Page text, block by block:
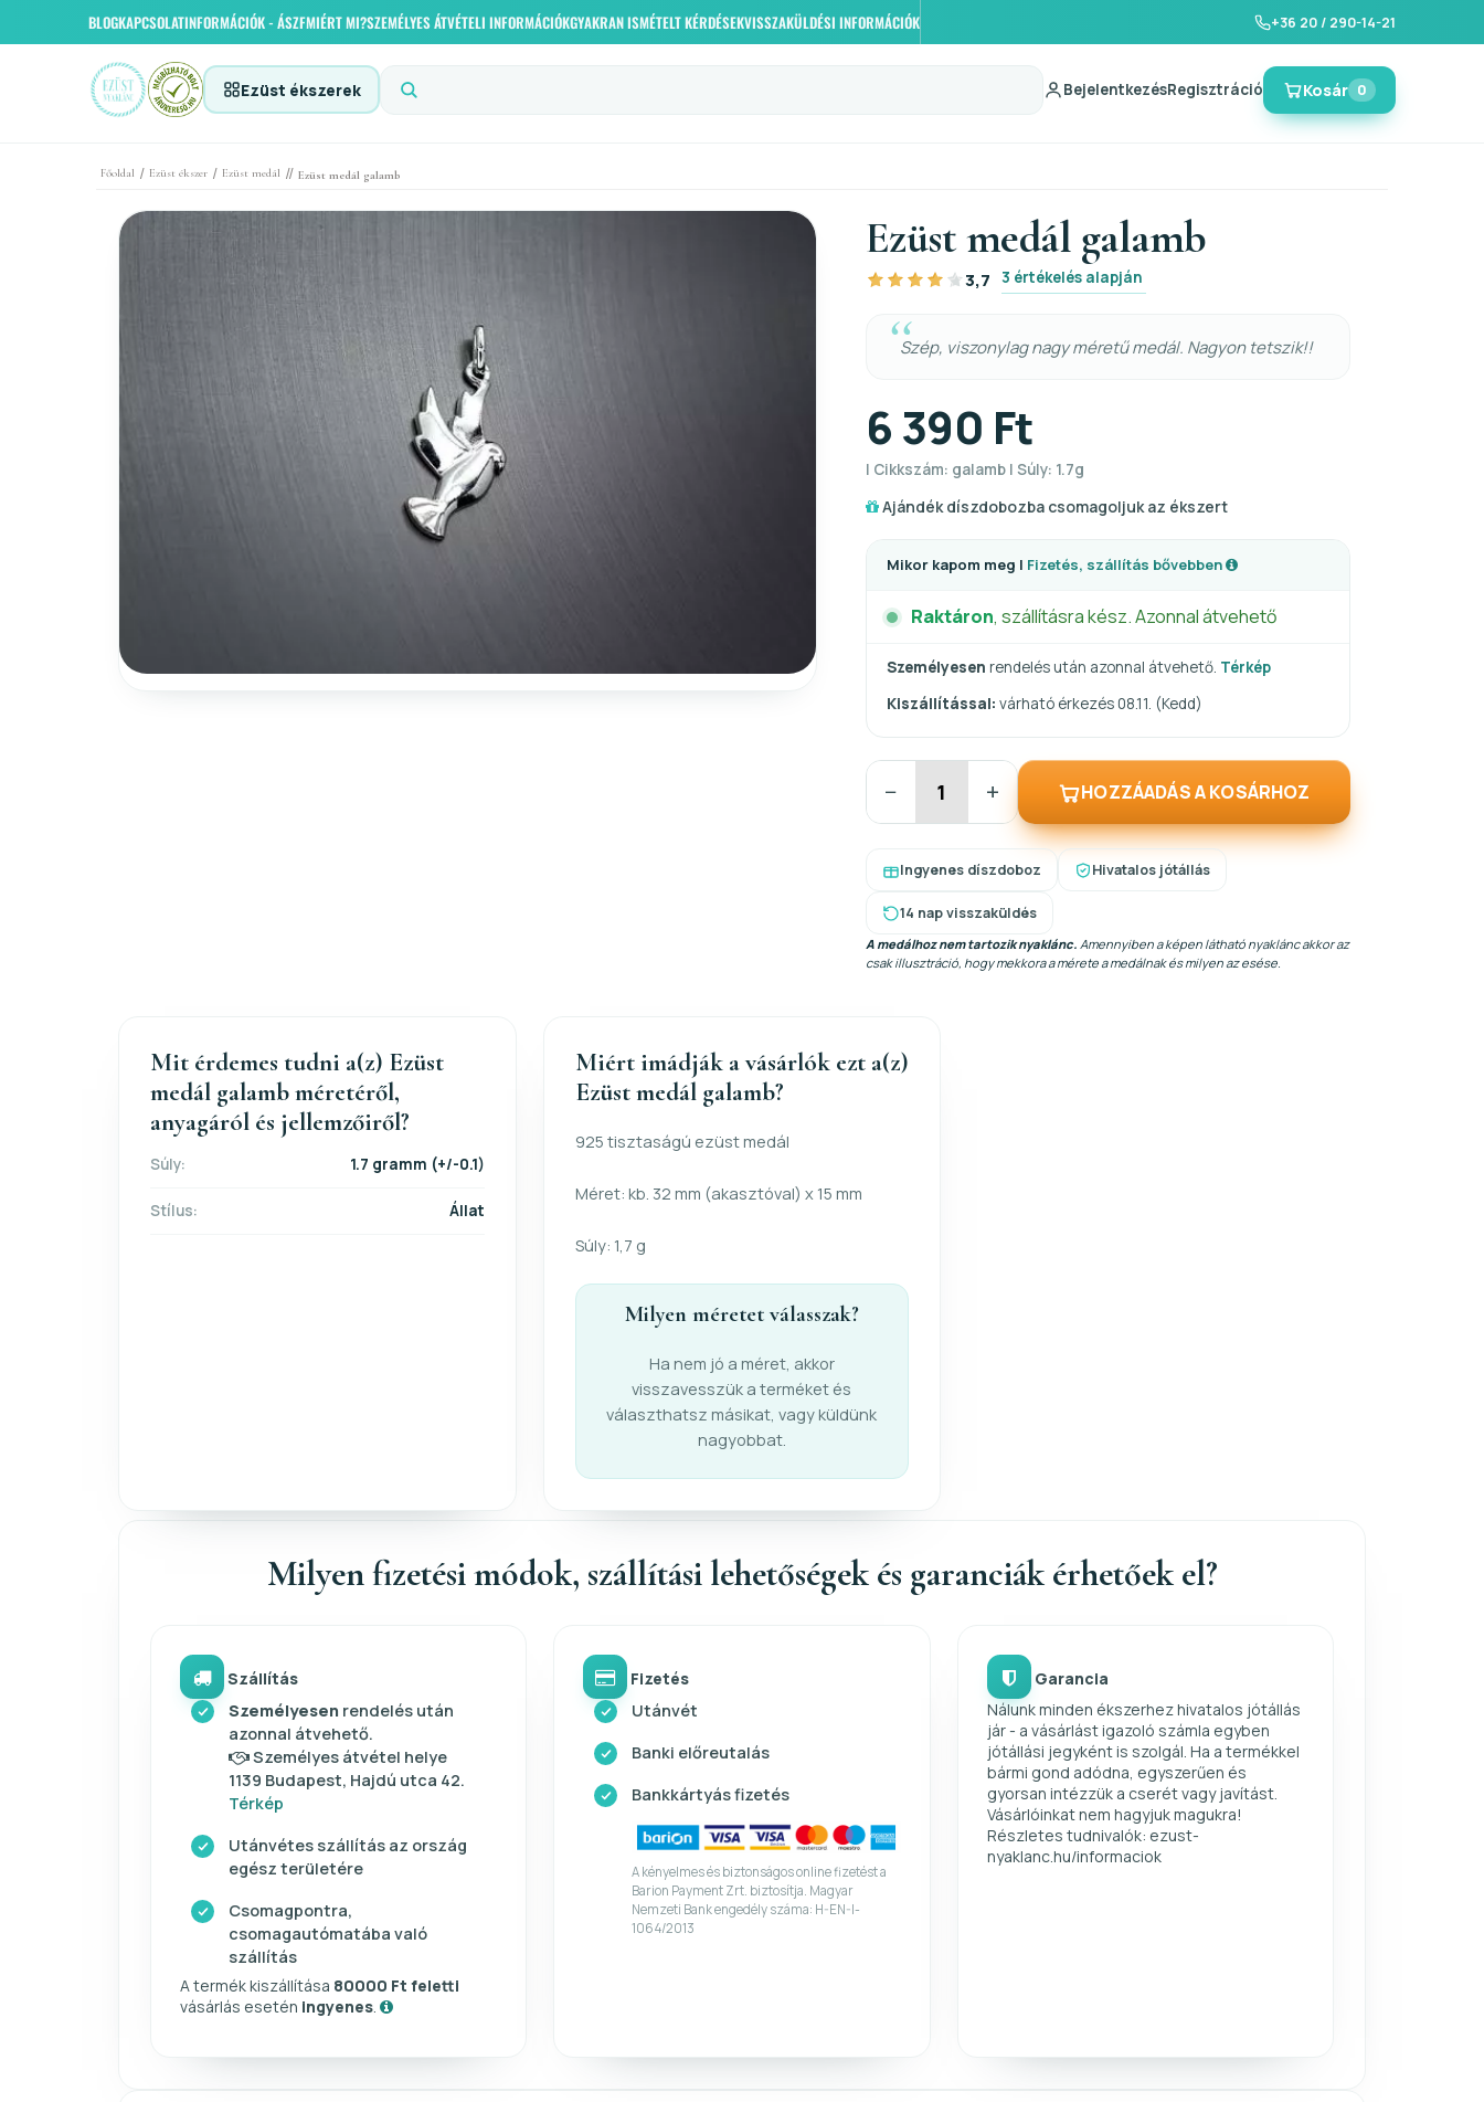
BLOGKAPCSOLATINFORMÁCIÓK - ÁSZFMIÉRT MI?SZEMÉLYES ÁTVÉTELI INFORMÁCIÓKGYAKRAN ISMÉTELT KÉRDÉSEKVISSZAKÜLDÉSI INFORMÁCIÓK +36 20 / 290-14-21
Ezüst ékszerek BejelentkezésRegisztráció Kosár 0
Főoldal / Ezüst ékszer / Ezüst medál // Ezüst medál galamb
Ezüst medál galamb
3,7 3 értékelés alapján
Szép, viszonylag nagy méretű medál. Nagyon tetszik!!
6 390 Ft
| Cikkszám: galamb | Súly: 1.7g
Ajándék díszdobozba csomagoljuk az ékszert
Mikor kapom meg | Fizetés, szállítás bővebben
Raktáron, szállításra kész. Azonnal átvehető
Személyesen rendelés után azonnal átvehető. Térkép
Kiszállítással: várható érkezés 08.11. (Kedd)
− + HOZZÁADÁS A KOSÁRHOZ
Ingyenes díszdoboz Hivatalos jótállás
14 nap visszaküldés
A medálhoz nem tartozik nyaklánc. Amennyiben a képen látható nyaklánc akkor az
csak illusztráció, hogy mekkora a mérete a medálnak és milyen az esése.
Mit érdemes tudni a(z) Ezüst
medál galamb méretéről,
anyagáról és jellemzőiről?
Súly: 1.7 gramm (+/-0.1)
Stílus: Állat
Miért imádják a vásárlók ezt a(z)
Ezüst medál galamb?
925 tisztaságú ezüst medál
Méret: kb. 32 mm (akasztóval) x 15 mm
Súly: 1,7 g
Milyen méretet válasszak?
Ha nem jó a méret, akkor
visszavesszük a terméket és
választhatsz másikat, vagy küldünk
nagyobbat.
Milyen fizetési módok, szállítási lehetőségek és garanciák érhetőek el?
Szállítás
Személyesen rendelés után
azonnal átvehető.
Személyes átvétel helye
1139 Budapest, Hajdú utca 42.
Térkép
Utánvétes szállítás az ország
egész területére
Csomagpontra,
csomagautómatába való
szállítás
A termék kiszállítása 80000 Ft feletti
vásárlás esetén ingyenes.
Fizetés
Utánvét
Banki előreutalás
Bankkártyás fizetés
A kényelmes és biztonságos online fizetést a
Barion Payment Zrt. biztosítja. Magyar
Nemzeti Bank engedély száma: H-EN-I-
1064/2013
Garancia
Nálunk minden ékszerhez hivatalos jótállás
jár - a vásárlást igazoló számla egyben
jótállási jegyként is szolgál. Ha a termékkel
bármi gond adódna, egyszerűen és
gyorsan intézzük a cserét vagy javítást.
Vásárlóinkat nem hagyjuk magukra!
Részletes tudnivalók: ezust-
nyaklanc.hu/informaciok